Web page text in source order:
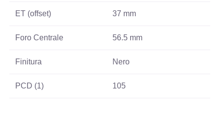
ET (offset) 37 mm
Foro Centrale 56.5 mm
Finitura Nero
PCD (1) 105